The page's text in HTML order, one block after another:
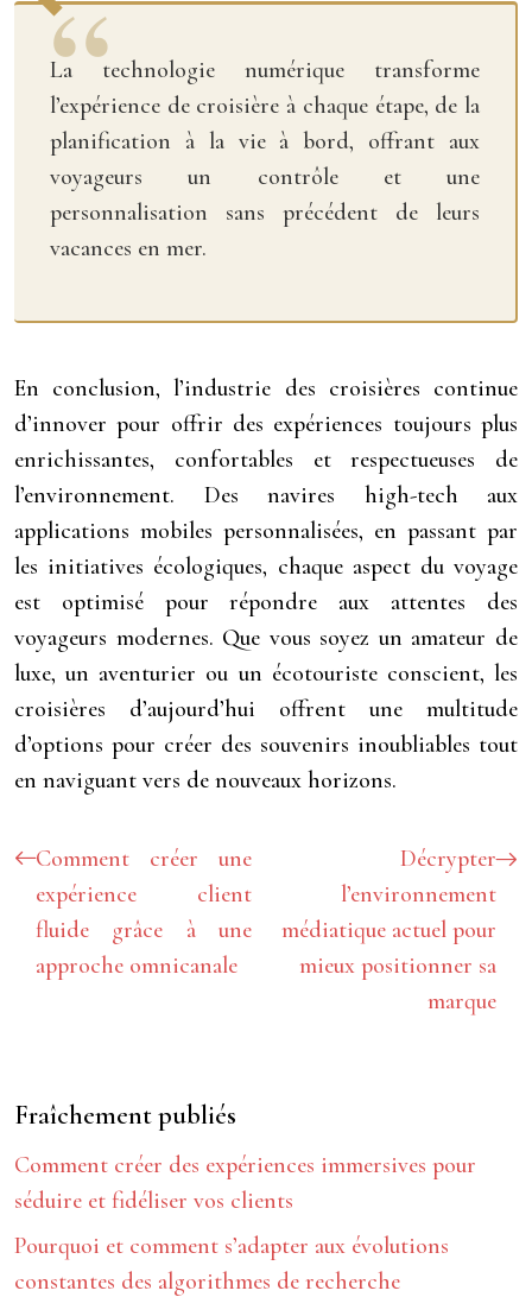
La technologie numérique transforme
l’expérience de croisière à chaque étape, de la
planification à la vie à bord, offrant aux
voyageurs un contrôle et une
personnalisation sans précédent de leurs
vacances en mer.
En conclusion, l’industrie des croisières continue
d’innover pour offrir des expériences toujours plus
enrichissantes, confortables et respectueuses de
l’environnement. Des navires high-tech aux
applications mobiles personnalisées, en passant par
les initiatives écologiques, chaque aspect du voyage
est optimisé pour répondre aux attentes des
voyageurs modernes. Que vous soyez un amateur de
luxe, un aventurier ou un écotouriste conscient, les
croisières d’aujourd’hui offrent une multitude
d’options pour créer des souvenirs inoubliables tout
en naviguant vers de nouveaux horizons.
Comment créer une
expérience client
fluide grâce à une
approche omnicanale
Décrypter
l’environnement
médiatique actuel pour
mieux positionner sa
marque
Fraîchement publiés
Comment créer des expériences immersives pour
séduire et fidéliser vos clients
Pourquoi et comment s’adapter aux évolutions
constantes des algorithmes de recherche